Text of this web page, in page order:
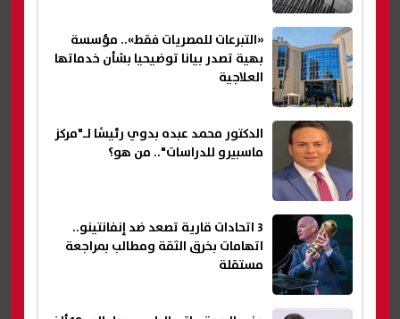
«التبرعات للمصريات فقط».. مؤسسة
بهية تصدر بيانا توضيحيا بشأن خدماتها
العلاجية
الدكتور محمد عبده بدوي رئيسًا لـ"مركز
ماسبيرو للدراسات".. من هو؟
3 اتحادات قارية تصعد ضد إنفانتينو..
اتهامات بخرق الثقة ومطالب بمراجعة
مستقلة